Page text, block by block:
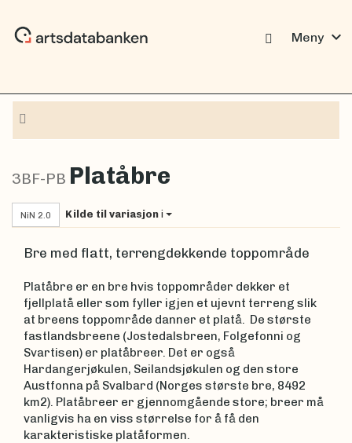
Meny expand_more
3BF-PB Platåbre
NiN 2.0 Kilde til variasjon i
Bre med flatt, terrengdekkende toppområde
Platåbre er en bre hvis toppområder dekker et
fjellplatå eller som fyller igjen et ujevnt terreng slik
at breens toppområde danner et platå. De største
fastlandsbreene (Jostedalsbreen, Folgefonni og
Svartisen) er platåbreer. Det er også
Hardangerjøkulen, Seilandsjøkulen og den store
Austfonna på Svalbard (Norges største bre, 8492
km2). Platåbreer er gjennomgående store; breer må
vanligvis ha en viss størrelse for å få den
karakteristiske platåformen.